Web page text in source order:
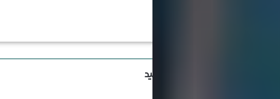
اینستاگرام ویرا رو دنبال کنید